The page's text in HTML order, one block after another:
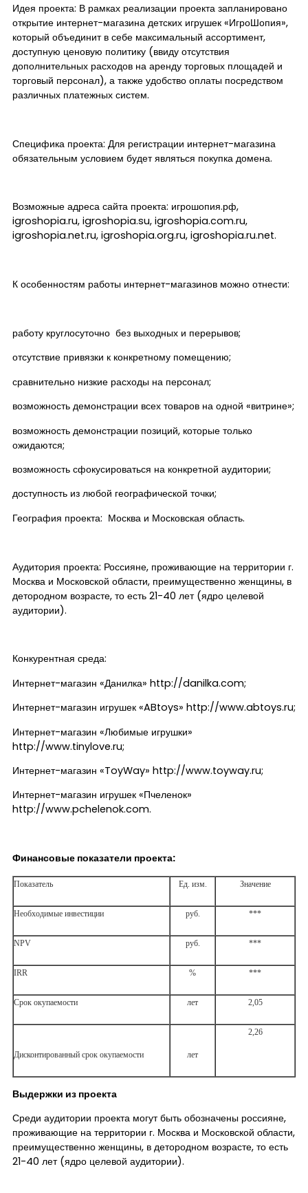
Идея проекта: В рамках реализации проекта запланировано
открытие интернет-магазина детских игрушек «ИгроШопия»,
который объединит в себе максимальный ассортимент,
доступную ценовую политику (ввиду отсутствия
дополнительных расходов на аренду торговых площадей и
торговый персонал), а также удобство оплаты посредством
различных платежных систем.
Специфика проекта: Для регистрации интернет-магазина
обязательным условием будет являться покупка домена.
Возможные адреса сайта проекта: игрошопия.рф,
igroshopia.ru, igroshopia.su, igroshopia.com.ru,
igroshopia.net.ru, igroshopia.org.ru, igroshopia.ru.net.
К особенностям работы интернет-магазинов можно отнести:
работу круглосуточно без выходных и перерывов;
отсутствие привязки к конкретному помещению;
сравнительно низкие расходы на персонал;
возможность демонстрации всех товаров на одной «витрине»;
возможность демонстрации позиций, которые только
ожидаются;
возможность сфокусироваться на конкретной аудитории;
доступность из любой географической точки;
География проекта: Москва и Московская область.
Аудитория проекта: Россияне, проживающие на территории г.
Москва и Московской области, преимущественно женщины, в
детородном возрасте, то есть 21-40 лет (ядро целевой
аудитории).
Конкурентная среда:
Интернет-магазин «Данилка» http://danilka.com;
Интернет-магазин игрушек «ABtoys» http://www.abtoys.ru;
Интернет-магазин «Любимые игрушки»
http://www.tinylove.ru;
Интернет-магазин «ToyWay» http://www.toyway.ru;
Интернет-магазин игрушек «Пчеленок»
http://www.pchelenok.com.
Финансовые показатели проекта:
Показатель Ед. изм. Значение
Необходимые инвестиции руб. ***
NPV руб. ***
IRR % ***
Срок окупаемости лет 2,05
Дисконтированный срок окупаемости лет
2,26
Выдержки из проекта
Среди аудитории проекта могут быть обозначены россияне,
проживающие на территории г. Москва и Московской области,
преимущественно женщины, в детородном возрасте, то есть
21-40 лет (ядро целевой аудитории).